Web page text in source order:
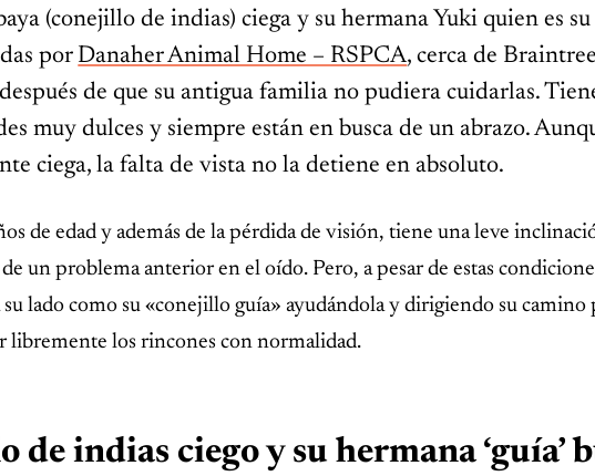
(conejillo de indias) ciega y su hermana Yuki quien es su
por Danaher Animal Home – RSPCA, cerca de
de que su antigua familia no pudiera cuidarlas.
muy dulces y siempre están en busca de un abrazo.
ciega, la falta de vista no la detiene en absoluto.
de edad y además de la pérdida de visión, tiene una leve
de un problema anterior en el oído. Pero, a pesar de estas
su lado como su «conejillo guía» ayudándola y dirigiendo su camino
libremente los rincones con normalidad.
de indias ciego y su hermana ‘guía’